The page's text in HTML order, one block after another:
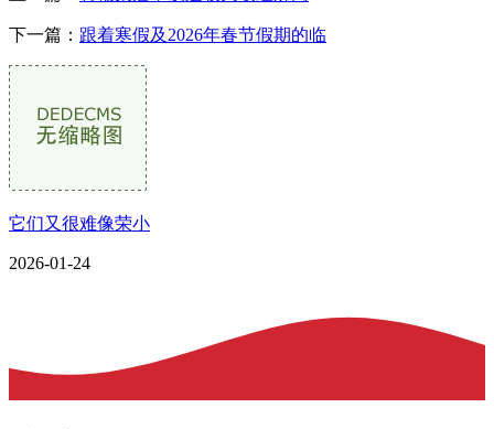
下一篇： 跟着寒假及2026年春节假期的临
它们又很难像荣小
2026-01-24